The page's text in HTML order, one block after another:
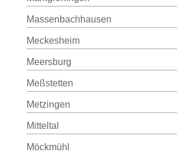
Massenbachhausen
Meckesheim
Meersburg
Meßstetten
Metzingen
Mitteltal
Möckmühl